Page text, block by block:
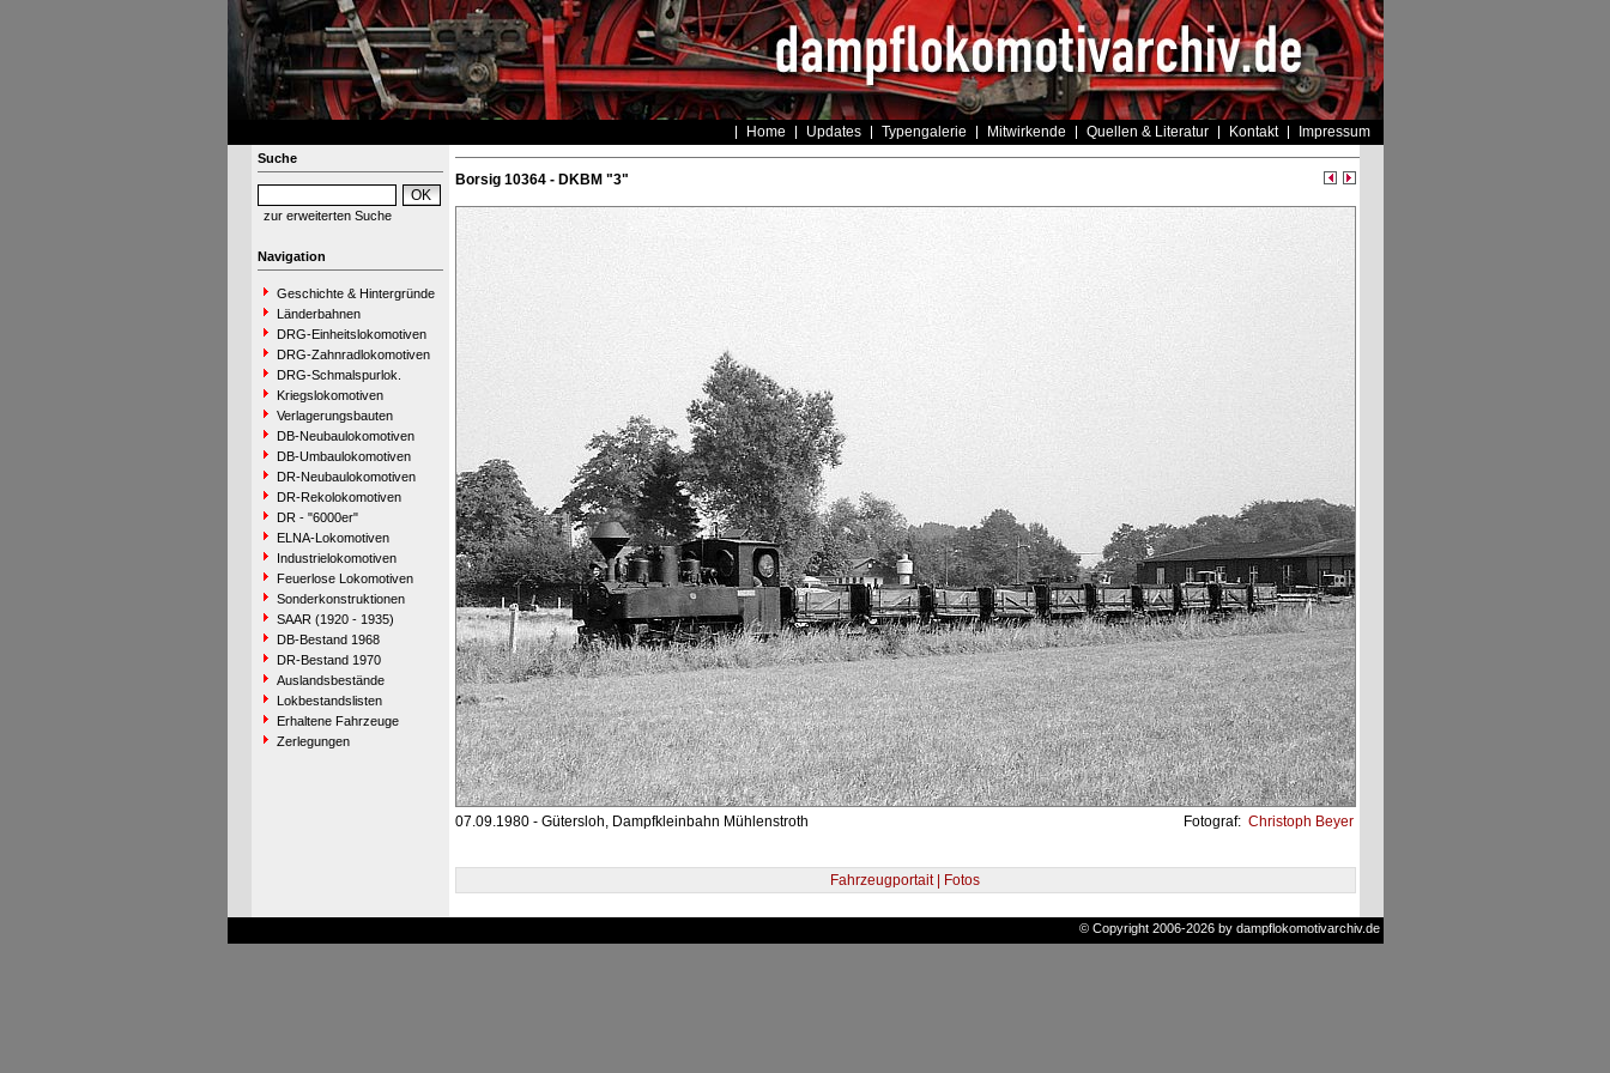
Home Updates Typengalerie Mitwirkende Quellen & Literatur Kontakt Impressum
Suche
zur erweiterten Suche
Navigation
Geschichte & Hintergründe
Länderbahnen
DRG-Einheitslokomotiven
DRG-Zahnradlokomotiven
DRG-Schmalspurlok.
Kriegslokomotiven
Verlagerungsbauten
DB-Neubaulokomotiven
DB-Umbaulokomotiven
DR-Neubaulokomotiven
DR-Rekolokomotiven
DR - "6000er"
ELNA-Lokomotiven
Industrielokomotiven
Feuerlose Lokomotiven
Sonderkonstruktionen
SAAR (1920 - 1935)
DB-Bestand 1968
DR-Bestand 1970
Auslandsbestände
Lokbestandslisten
Erhaltene Fahrzeuge
Zerlegungen
Borsig 10364 - DKBM "3"
07.09.1980 - Gütersloh, Dampfkleinbahn Mühlenstroth Fotograf: Christoph Beyer
Fahrzeugportait | Fotos
© Copyright 2006-2026 by dampflokomotivarchiv.de